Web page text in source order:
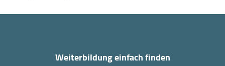
Weiterbildung einfach finden